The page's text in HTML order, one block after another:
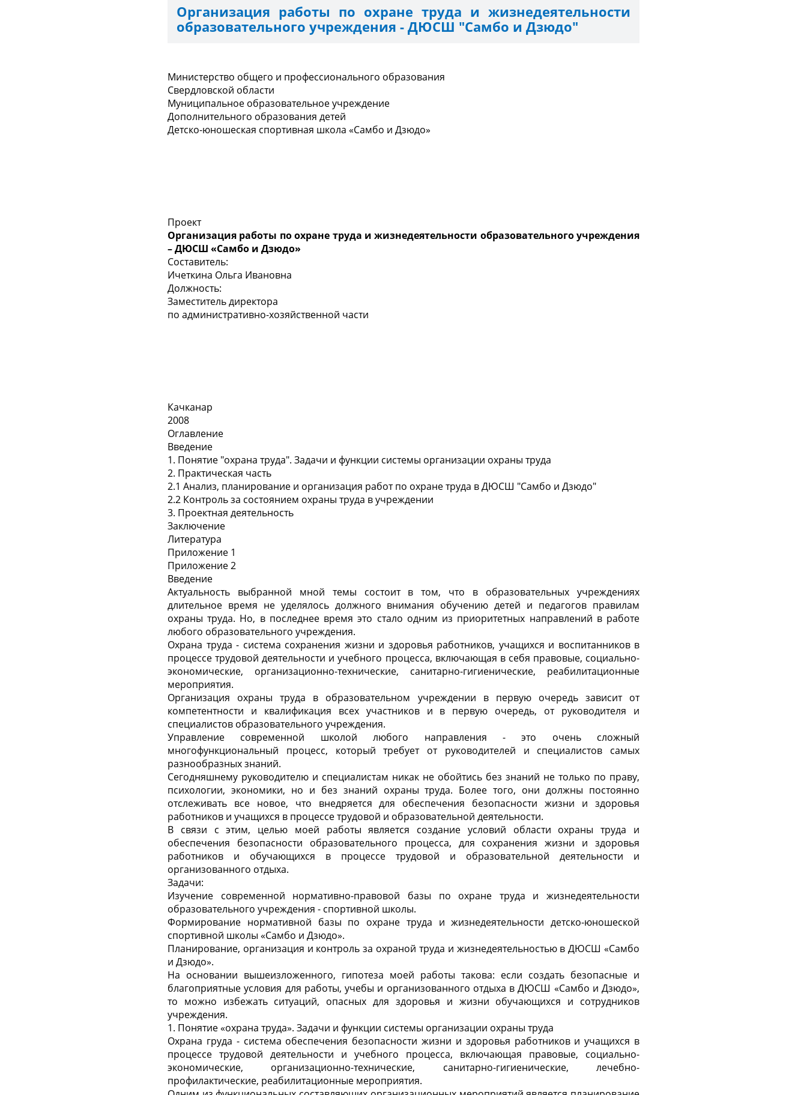
Организация работы по охране труда и жизнедеятельности
образовательного учреждения - ДЮСШ "Самбо и Дзюдо"
Министерство общего и профессионального образования
Свердловской области
Муниципальное образовательное учреждение
Дополнительного образования детей
Детско-юношеская спортивная школа «Самбо и Дзюдо»
Проект
Организация работы по охране труда и жизнедеятельности образовательного учреждения
– ДЮСШ «Самбо и Дзюдо»
Составитель:
Ичеткина Ольга Ивановна
Должность:
Заместитель директора
по административно-хозяйственной части
Качканар
2008
Оглавление
Введение
1. Понятие "охрана труда". Задачи и функции системы организации охраны труда
2. Практическая часть
2.1 Анализ, планирование и организация работ по охране труда в ДЮСШ "Самбо и Дзюдо"
2.2 Контроль за состоянием охраны труда в учреждении
3. Проектная деятельность
Заключение
Литература
Приложение 1
Приложение 2
Введение
Актуальность выбранной мной темы состоит в том, что в образовательных учреждениях
длительное время не уделялось должного внимания обучению детей и педагогов правилам
охраны труда. Но, в последнее время это стало одним из приоритетных направлений в работе
любого образовательного учреждения.
Охрана труда - система сохранения жизни и здоровья работников, учащихся и воспитанников в
процессе трудовой деятельности и учебного процесса, включающая в себя правовые, социально-
экономические, организационно-технические, санитарно-гигиенические, реабилитационные
мероприятия.
Организация охраны труда в образовательном учреждении в первую очередь зависит от
компетентности и квалификация всех участников и в первую очередь, от руководителя и
специалистов образовательного учреждения.
Управление современной школой любого направления - это очень сложный
многофункциональный процесс, который требует от руководителей и специалистов самых
разнообразных знаний.
Сегодняшнему руководителю и специалистам никак не обойтись без знаний не только по праву,
психологии, экономики, но и без знаний охраны труда. Более того, они должны постоянно
отслеживать все новое, что внедряется для обеспечения безопасности жизни и здоровья
работников и учащихся в процессе трудовой и образовательной деятельности.
В связи с этим, целью моей работы является создание условий области охраны труда и
обеспечения безопасности образовательного процесса, для сохранения жизни и здоровья
работников и обучающихся в процессе трудовой и образовательной деятельности и
организованного отдыха.
Задачи:
Изучение современной нормативно-правовой базы по охране труда и жизнедеятельности
образовательного учреждения - спортивной школы.
Формирование нормативной базы по охране труда и жизнедеятельности детско-юношеской
спортивной школы «Самбо и Дзюдо».
Планирование, организация и контроль за охраной труда и жизнедеятельностью в ДЮСШ «Самбо
и Дзюдо».
На основании вышеизложенного, гипотеза моей работы такова: если создать безопасные и
благоприятные условия для работы, учебы и организованного отдыха в ДЮСШ «Самбо и Дзюдо»,
то можно избежать ситуаций, опасных для здоровья и жизни обучающихся и сотрудников
учреждения.
1. Понятие «охрана труда». Задачи и функции системы организации охраны труда
Охрана груда - система обеспечения безопасности жизни и здоровья работников и учащихся в
процессе трудовой деятельности и учебного процесса, включающая правовые, социально-
экономические, организационно-технические, санитарно-гигиенические, лечебно-
профилактические, реабилитационные мероприятия.